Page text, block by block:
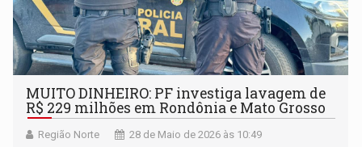
MUITO DINHEIRO: PF investiga lavagem de
R$ 229 milhões em Rondônia e Mato Grosso
Região Norte 28 de Maio de 2026 às 10:49